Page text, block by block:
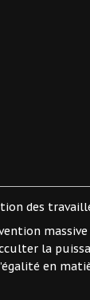
des
la
en